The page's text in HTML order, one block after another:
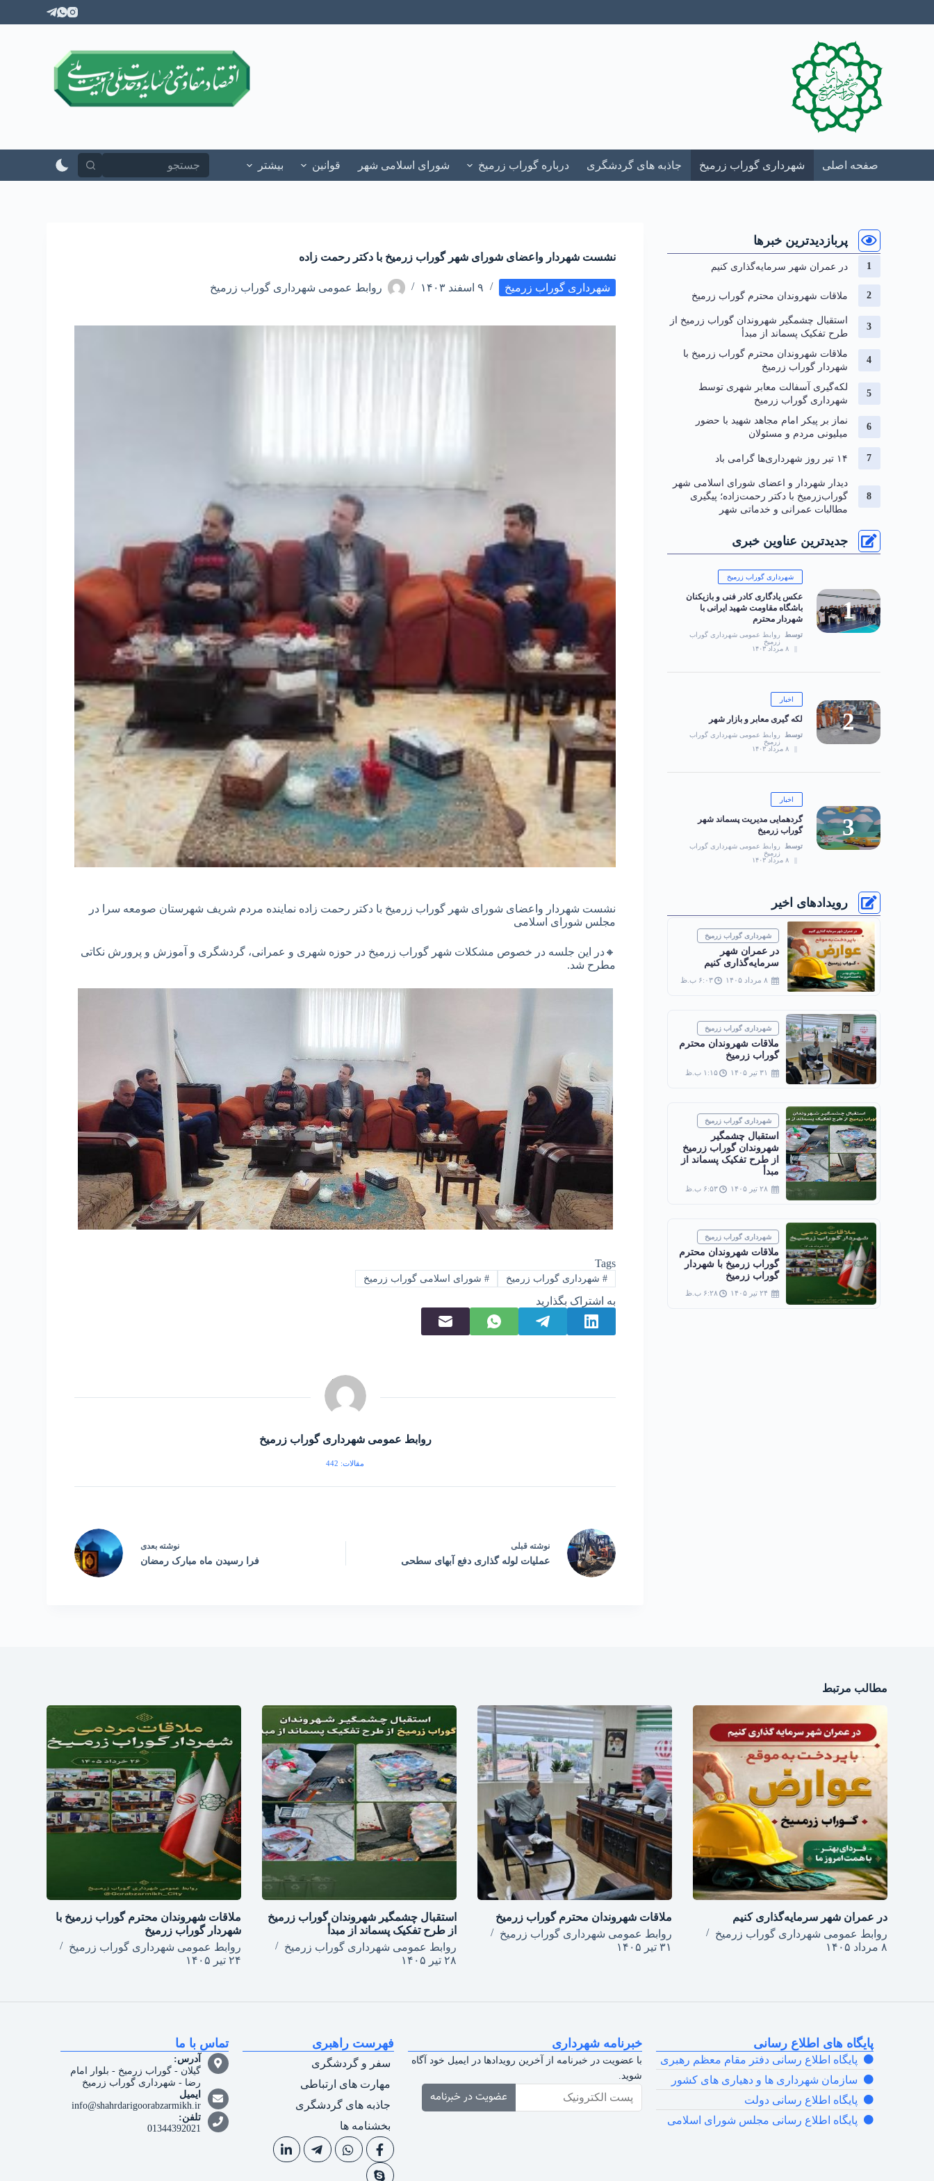
ر
صفحه اصلی شهرداری گوراب زرمیخ جاذبه های گردشگری درباره گوراب زرمیخ شورای اسلامی شهر قوانین بیشتر
نشست شهردار واعضای شورای شهر گوراب زرمیخ با دکتر رحمت زاده
شهرداری گوراب زرمیخ ۹ اسفند ۱۴۰۳ روابط عمومی شهرداری گوراب زرمیخ
نشست شهردار واعضای شورای شهر گوراب زرمیخ با دکتر رحمت زاده نماینده مردم شریف شهرستان صومعه سرا در
مجلس شورای اسلامی
🔸در این جلسه در خصوص مشکلات شهر گوراب زرمیخ در حوزه شهری و عمرانی، گردشگری و آموزش و پرورش نکاتی
مطرح شد.
Tags
#شهرداری گوراب زرمیخ #شورای اسلامی گوراب زرمیخ
به اشتراک بگذارید
روابط عمومی شهرداری گوراب زرمیخ
مقالات: 442
نوشته قبلی
عملیات لوله گذاری دفع آبهای سطحی
نوشته بعدی
فرا رسیدن ماه مبارک رمضان
پربازدیدترین خبرها
در عمران شهر سرمایه‌گذاری کنیم
ملاقات شهروندان محترم گوراب زرمیخ
استقبال چشمگیر شهروندان گوراب زرمیخ از
طرح تفکیک پسماند از مبدأ
ملاقات شهروندان محترم گوراب زرمیخ با
شهردار گوراب زرمیخ
لکه‌گیری آسفالت معابر شهری توسط
شهرداری گوراب زرمیخ
نماز بر پیکر امام مجاهد شهید با حضور
میلیونی مردم و مسئولان
۱۴ تیر روز شهرداری‌ها گرامی باد
دیدار شهردار و اعضای شورای اسلامی شهر
گوراب‌زرمیخ با دکتر رحمت‌زاده؛ پیگیری
مطالبات عمرانی و خدماتی شهر
جدیدترین عناوین خبری
شهرداری گوراب زرمیخ
عکس یادگاری کادر فنی و بازیکنان
باشگاه مقاومت شهید ایرانی با
شهردار محترم
توسط
روابط عمومی شهرداری گوراب
زرمیخ
۸ مرداد ۱۴۰۳
اخبار
لکه گیری معابر و بازار شهر
توسط
روابط عمومی شهرداری گوراب
زرمیخ
۸ مرداد ۱۴۰۳
اخبار
گردهمایی مدیریت پسماند شهر
گوراب زرمیخ
توسط
روابط عمومی شهرداری گوراب
زرمیخ
۸ مرداد ۱۴۰۳
رویدادهای اخیر
شهرداری گوراب زرمیخ
در عمران شهر
سرمایه‌گذاری کنیم
۸ مرداد ۱۴۰۵ ۶:۰۳ ب.ظ
شهرداری گوراب زرمیخ
ملاقات شهروندان محترم
گوراب زرمیخ
۳۱ تیر ۱۴۰۵ ۱:۱۵ ب.ظ
شهرداری گوراب زرمیخ
استقبال چشمگیر
شهروندان گوراب زرمیخ
از طرح تفکیک پسماند از
مبدأ
۲۸ تیر ۱۴۰۵ ۶:۵۳ ب.ظ
شهرداری گوراب زرمیخ
ملاقات شهروندان محترم
گوراب زرمیخ با شهردار
گوراب زرمیخ
۲۴ تیر ۱۴۰۵ ۶:۲۸ ب.ظ
مطالب مرتبط
در عمران شهر سرمایه‌گذاری کنیم
روابط عمومی شهرداری گوراب زرمیخ
۸ مرداد ۱۴۰۵
ملاقات شهروندان محترم گوراب زرمیخ
روابط عمومی شهرداری گوراب زرمیخ
۳۱ تیر ۱۴۰۵
استقبال چشمگیر شهروندان گوراب زرمیخ
از طرح تفکیک پسماند از مبدأ
روابط عمومی شهرداری گوراب زرمیخ
۲۸ تیر ۱۴۰۵
ملاقات شهروندان محترم گوراب زرمیخ با
شهردار گوراب زرمیخ
روابط عمومی شهرداری گوراب زرمیخ
۲۴ تیر ۱۴۰۵
پایگاه های اطلاع رسانی
پایگاه اطلاع رسانی دفتر مقام معظم رهبری
سازمان شهرداری ها و دهیاری های کشور
پایگاه اطلاع رسانی دولت
پایگاه اطلاع رسانی مجلس شورای اسلامی
خبرنامه شهرداری
با عضویت در خبرنامه از آخرین رویدادها در ایمیل خود آگاه
شوید.
عضویت در خبرنامه
فهرست راهبری
سفر و گردشگری
مهارت های ارتباطی
جاذبه های گردشگری
بخشنامه ها
تماس با ما
آدرس:
گیلان - گوراب زرمیخ - بلوار امام
رضا - شهرداری گوراب زرمیخ
ایمیل
info@shahrdarigoorabzarmikh.ir
تلفن:
01344392021